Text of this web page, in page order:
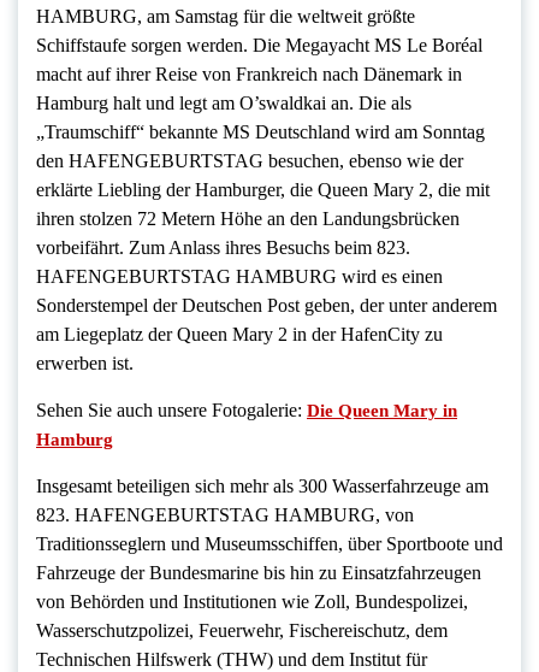
HAMBURG, am Samstag für die weltweit größte
Schiffstaufe sorgen werden. Die Megayacht MS Le Boréal
macht auf ihrer Reise von Frankreich nach Dänemark in
Hamburg halt und legt am O’swaldkai an. Die als
„Traumschiff“ bekannte MS Deutschland wird am Sonntag
den HAFENGEBURTSTAG besuchen, ebenso wie der
erklärte Liebling der Hamburger, die Queen Mary 2, die mit
ihren stolzen 72 Metern Höhe an den Landungsbrücken
vorbeifährt. Zum Anlass ihres Besuchs beim 823.
HAFENGEBURTSTAG HAMBURG wird es einen
Sonderstempel der Deutschen Post geben, der unter anderem
am Liegeplatz der Queen Mary 2 in der HafenCity zu
erwerben ist.
Sehen Sie auch unsere Fotogalerie: Die Queen Mary in
Hamburg
Insgesamt beteiligen sich mehr als 300 Wasserfahrzeuge am
823. HAFENGEBURTSTAG HAMBURG, von
Traditionsseglern und Museumsschiffen, über Sportboote und
Fahrzeuge der Bundesmarine bis hin zu Einsatzfahrzeugen
von Behörden und Institutionen wie Zoll, Bundespolizei,
Wasserschutzpolizei, Feuerwehr, Fischereischutz, dem
Technischen Hilfswerk (THW) und dem Institut für